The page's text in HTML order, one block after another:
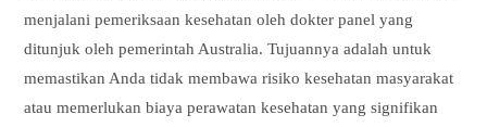
menjalani pemeriksaan kesehatan oleh dokter panel yang
ditunjuk oleh pemerintah Australia. Tujuannya adalah untuk
memastikan Anda tidak membawa risiko kesehatan masyarakat
atau memerlukan biaya perawatan kesehatan yang signifikan